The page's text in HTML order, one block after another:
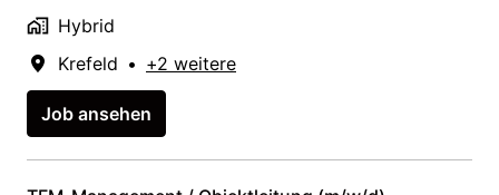
Hybrid
Krefeld • +2 weitere
Job ansehen